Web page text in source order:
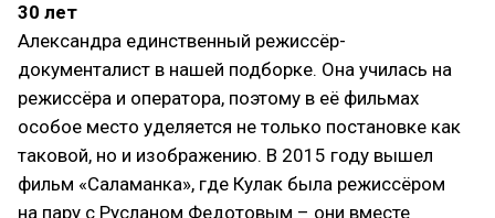
30 лет
Александра единственный режиссёр-
документалист в нашей подборке. Она училась на
режиссёра и оператора, поэтому в её фильмах
особое место уделяется не только постановке как
таковой, но и изображению. В 2015 году вышел
фильм «Саламанка», где Кулак была режиссёром
на пару с Русланом Федотовым – они вместе